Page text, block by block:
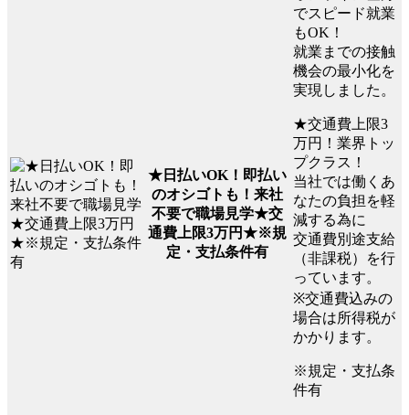
★日払いOK！即払い
のオシゴトも！来社
不要で職場見学★交
通費上限3万円★※規
定・支払条件有
でスピード就業
もOK！
就業までの接触
機会の最小化を
実現しました。
★交通費上限3
万円！業界トッ
プクラス！
当社では働くあ
なたの負担を軽
減する為に
交通費別途支給
（非課税）を行
っています。
※交通費込みの
場合は所得税が
かかります。
※規定・支払条
件有